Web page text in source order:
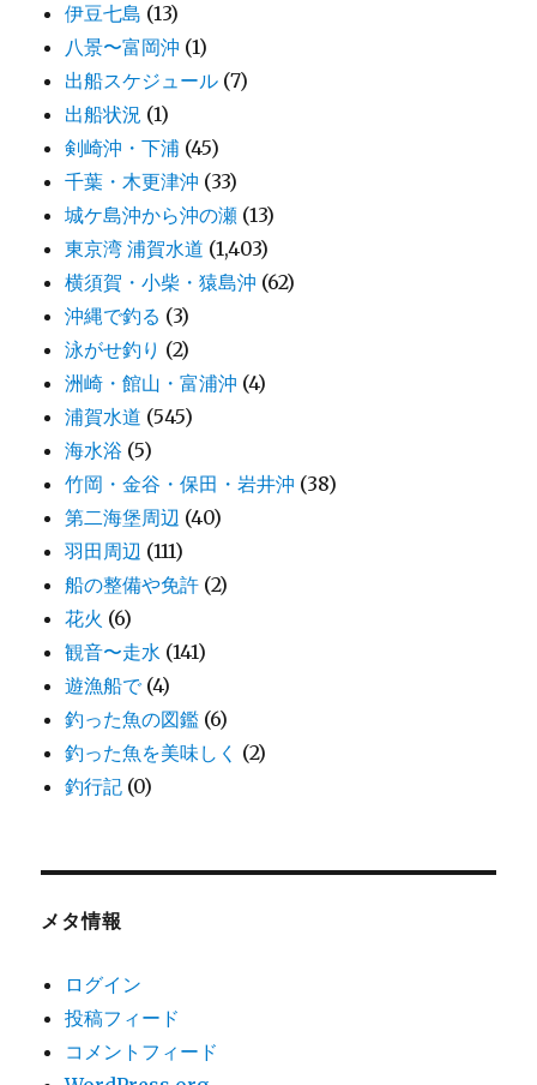
伊豆七島 (13)
八景〜富岡沖 (1)
出船スケジュール (7)
出船状況 (1)
剣崎沖・下浦 (45)
千葉・木更津沖 (33)
城ケ島沖から沖の瀬 (13)
東京湾 浦賀水道 (1,403)
横須賀・小柴・猿島沖 (62)
沖縄で釣る (3)
泳がせ釣り (2)
洲崎・館山・富浦沖 (4)
浦賀水道 (545)
海水浴 (5)
竹岡・金谷・保田・岩井沖 (38)
第二海堡周辺 (40)
羽田周辺 (111)
船の整備や免許 (2)
花火 (6)
観音〜走水 (141)
遊漁船で(4)
釣った魚の図鑑 (6)
釣った魚を美味しく (2)
釣行記 (0)
メタ情報
ログイン
投稿フィード
コメントフィード